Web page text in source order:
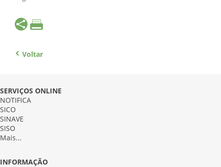
Voltar
SERVIÇOS ONLINE
NOTIFICA
SICO
SINAVE
SISO
Mais...
INFORMAÇÃO